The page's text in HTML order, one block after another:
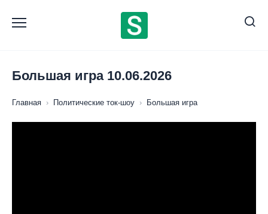
содержанию
Большая игра 10.06.2026
Главная › Политические ток-шоу › Большая игра